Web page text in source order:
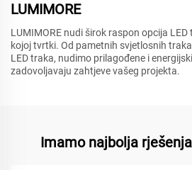
LUMIMORE
LUMIMORE nudi širok raspon opcija
kojoj tvrtki. Od pametnih svjetlosnih
LED traka, nudimo prilagođene i
zadovoljavaju zahtjeve vašeg projekta.
Imamo najbolja